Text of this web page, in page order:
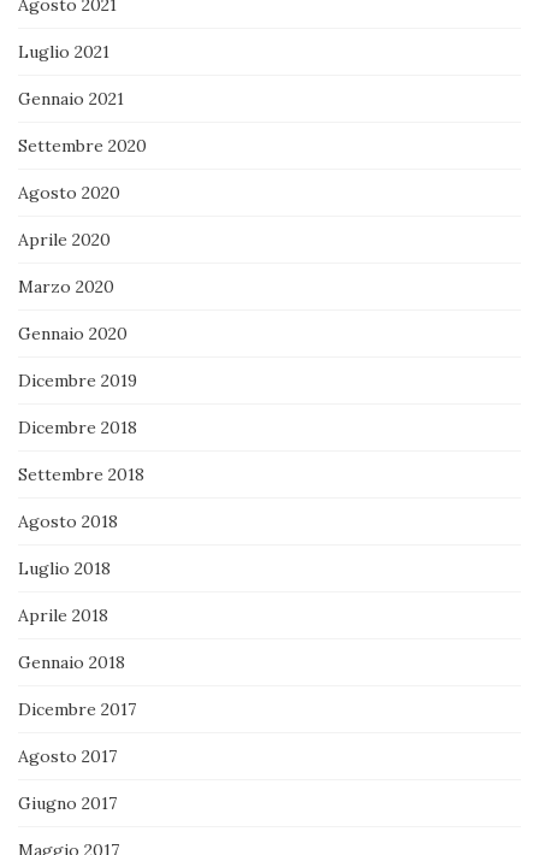
Agosto 2021
Luglio 2021
Gennaio 2021
Settembre 2020
Agosto 2020
Aprile 2020
Marzo 2020
Gennaio 2020
Dicembre 2019
Dicembre 2018
Settembre 2018
Agosto 2018
Luglio 2018
Aprile 2018
Gennaio 2018
Dicembre 2017
Agosto 2017
Giugno 2017
Maggio 2017